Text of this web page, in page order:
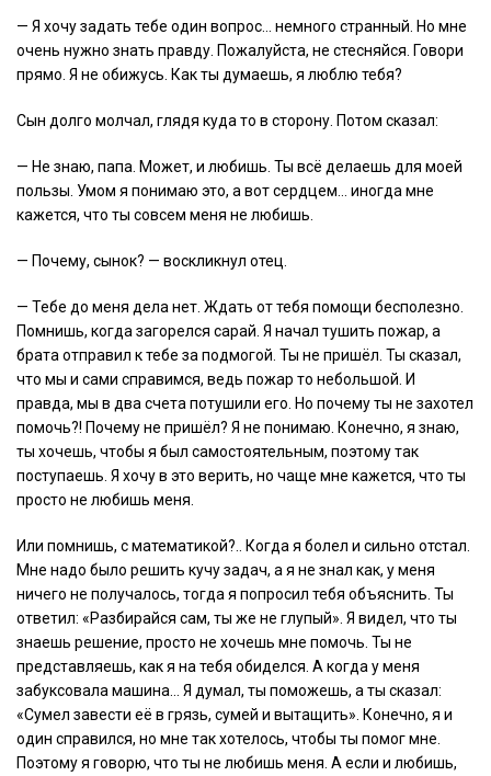
— Я хочу задать тебе один вопрос… немного странный. Но мне
очень нужно знать правду. Пожалуйста, не стесняйся. Говори
прямо. Я не обижусь. Как ты думаешь, я люблю тебя?
Сын долго молчал, глядя куда то в сторону. Потом сказал:
— Не знаю, папа. Может, и любишь. Ты всё делаешь для моей
пользы. Умом я понимаю это, а вот сердцем… иногда мне
кажется, что ты совсем меня не любишь.
— Почему, сынок? — воскликнул отец.
— Тебе до меня дела нет. Ждать от тебя помощи бесполезно.
Помнишь, когда загорелся сарай. Я начал тушить пожар, а
брата отправил к тебе за подмогой. Ты не пришёл. Ты сказал,
что мы и сами справимся, ведь пожар то небольшой. И
правда, мы в два счета потушили его. Но почему ты не захотел
помочь?! Почему не пришёл? Я не понимаю. Конечно, я знаю,
ты хочешь, чтобы я был самостоятельным, поэтому так
поступаешь. Я хочу в это верить, но чаще мне кажется, что ты
просто не любишь меня.
Или помнишь, с математикой?.. Когда я болел и сильно отстал.
Мне надо было решить кучу задач, а я не знал как, у меня
ничего не получалось, тогда я попросил тебя объяснить. Ты
ответил: «Разбирайся сам, ты же не глупый». Я видел, что ты
знаешь решение, просто не хочешь мне помочь. Ты не
представляешь, как я на тебя обиделся. А когда у меня
забуксовала машина… Я думал, ты поможешь, а ты сказал:
«Сумел завести её в грязь, сумей и вытащить». Конечно, я и
один справился, но мне так хотелось, чтобы ты помог мне.
Поэтому я говорю, что ты не любишь меня. А если и любишь,